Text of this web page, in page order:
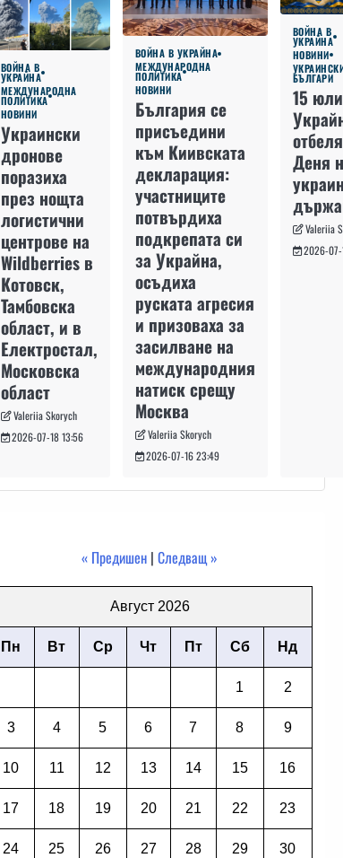
ВОЙНА В
УКРАЙНА
МЕЖДУНАРОДНА
ПОЛИТИКА
НОВИНИ
Украински
дронове
поразиха
през нощта
логистични
центрове на
Wildberries в
Котовск,
Тамбовска
област, и в
Електростал,
Московска
област
Valeriia Skorych
2026-07-18 13:56
ВОЙНА В УКРАЙНА
МЕЖДУНАРОДНА
ПОЛИТИКА
НОВИНИ
България се
присъедини
към Киивската
декларация:
участниците
потвърдиха
подкрепата си
за Украйна,
осъдиха
руската агресия
и призоваха за
засилване на
международния
натиск срещу
Москва
Valeriia Skorych
2026-07-16 23:49
ВОЙНА В
УКРАЙНА
НОВИНИ
БЪЛГАРИ
15
Деня
Valeriia
2026-07-
« Предишен |Следващ »
Август 2026
Пн Вт Ср Чт Пт Сб Нд
1 2
3 4 5 6 7 8 9
10 11 12 13 14 15 16
17 18 19 20 21 22 23
24 25 26 27 28 29 30